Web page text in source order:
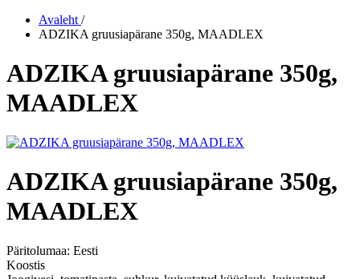
Avaleht /
ADZIKA gruusiapärane 350g, MAADLEX
ADZIKA gruusiapärane 350g,
MAADLEX
ADZIKA gruusiapärane 350g,
MAADLEX
Päritolumaa: Eesti
Koostis